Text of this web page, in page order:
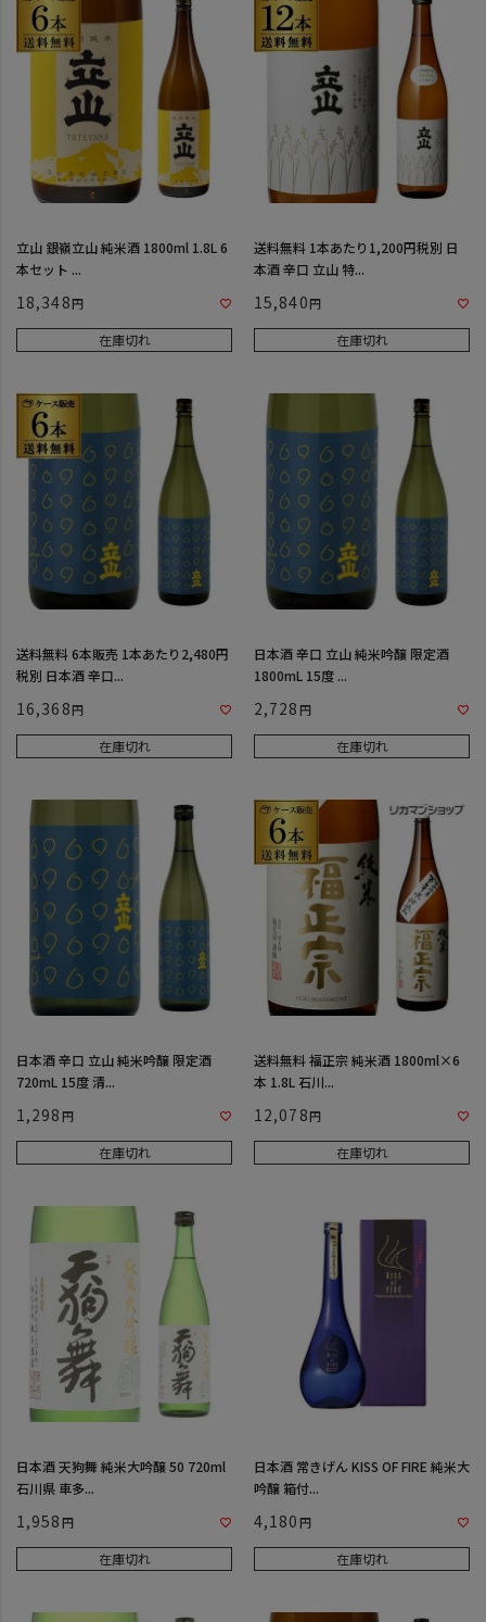
立山 銀嶺立山 純米酒 1800ml 1.8L 6
本セット ...
18,348
在庫切れ
送料無料 1本あたり1,200円税別 日
本酒 辛口 立山 特...
15,840
在庫切れ
送料無料 6本販売 1本あたり2,480円
税別 日本酒 辛口...
16,368
在庫切れ
日本酒 辛口 立山 純米吟醸 限定酒
1800mL 15度 ...
2,728
在庫切れ
日本酒 辛口 立山 純米吟醸 限定酒
720mL 15度 清...
1,298
在庫切れ
送料無料 福正宗 純米酒 1800ml×6
本 1.8L 石川...
12,078
在庫切れ
日本酒 天狗舞 純米大吟醸 50 720ml
石川県 車多...
1,958
在庫切れ
日本酒 常きげん KISS OF FIRE 純米大
吟醸 箱付...
4,180
在庫切れ